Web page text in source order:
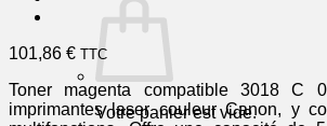
Votre panier est vide.
101,86 € TTC
Toner magenta compatible 3018 C
imprimantes laser couleur Canon, y